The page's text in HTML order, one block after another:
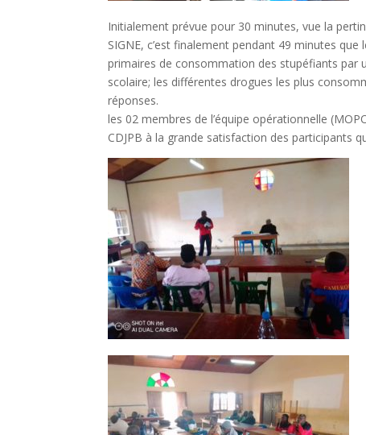
Initialement prévue pour 30 minutes, vue la
SIGNE, c’est finalement pendant 49 minutes
primaires de consommation des stupéfiants par
scolaire; les différentes drogues les plus
réponses.
les 02 membres de l’équipe opérationnelle
CDJPB à la grande satisfaction des participants